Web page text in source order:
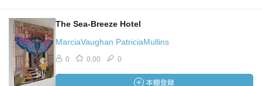
The Sea-Breeze Hotel
MarciaVaughan PatriciaMullins
0 0.00 0